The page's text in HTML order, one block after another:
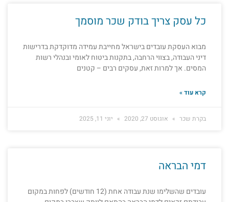
כל עסק צריך בודק שכר מוסמך
מבוא העסקת עובדים בישראל מחייבת עמידה מדוקדקת בדרישות
דיני העבודה, בצווי הרחבה, בתקנות ביטוח לאומי ובנהלי רשות
המסים. אך למרות זאת, עסקים רבים – קטנים
קרא עוד »
בקרת שכר אוגוסט 27, 2020 יוני 11, 2025
דמי הבראה
עובדים שהשלימו שנת עבודה אחת (12 חודשים) לפחות במקום